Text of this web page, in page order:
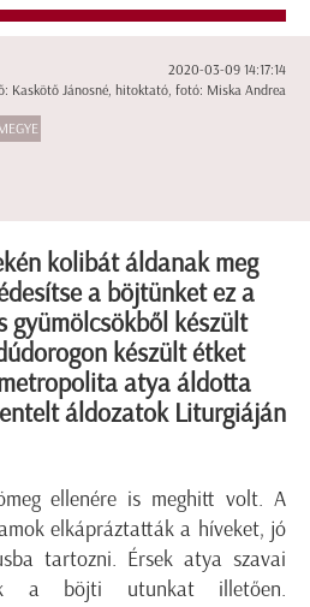
2020-03-09 14:17:14
Kaskötő Jánosné, hitoktató, fotó: Miska Andrea
kolibát áldanak meg
a böjtünket ez a
gyümölcsökből készült
készült étket
atya áldotta
áldozatok Liturgiáján
ellenére is meghitt volt. A
elkápráztatták a híveket, jó
tartozni. Érsek atya szavai
a böjti utunkat illetően.